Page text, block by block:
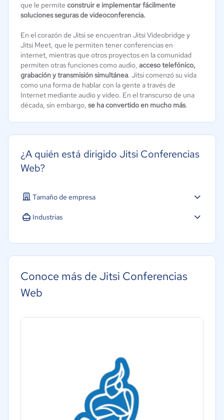
que le permite construir e implementar fácilmente
soluciones seguras de videoconferencia.
En el corazón de Jitsi se encuentran Jitsi Videobridge y
Jitsi Meet, que le permiten tener conferencias en
internet, mientras que otros proyectos en la comunidad
permiten otras funciones como audio, acceso telefónico,
grabación y transmisión simultánea. Jitsi comenzó su vida
como una forma de hablar con la gente a través de
Internet mediante audio y video. En el transcurso de una
década, sin embargo, se ha convertido en mucho más.
¿A quién está dirigido Jitsi Conferencias
Web?
Tamaño de empresa
Industrias
Marketing y Comunicación
Automotriz
Conoce más de Jitsi Conferencias
Web